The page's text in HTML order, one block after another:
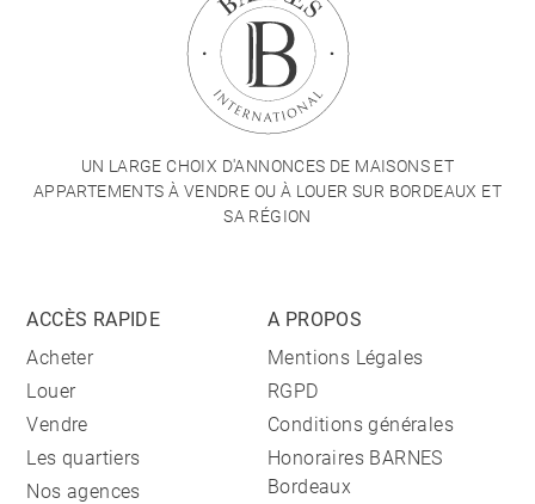
UN LARGE CHOIX D'ANNONCES DE MAISONS ET
APPARTEMENTS À VENDRE OU À LOUER SUR BORDEAUX ET
SA RÉGION
ACCÈS RAPIDE
Acheter
Louer
Vendre
Les quartiers
Nos agences
A PROPOS
Mentions Légales
RGPD
Conditions générales
Honoraires BARNES
Bordeaux